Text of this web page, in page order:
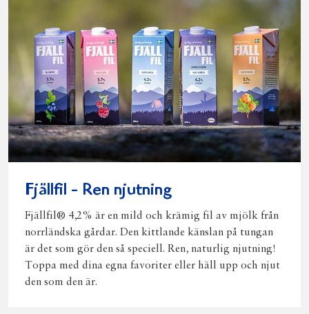
Fjällfil - Ren njutning
Fjällfil® 4,2% är en mild och krämig fil av mjölk från
norrländska gårdar. Den kittlande känslan på tungan
är det som gör den så speciell. Ren, naturlig njutning!
Toppa med dina egna favoriter eller häll upp och njut
den som den är.